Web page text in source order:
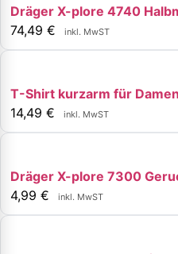
Dräger X-plore 4740
74,49 € inkl. MwST
T-Shirt kurzarm für
14,49 € inkl. MwST
Dräger X-plore 7300
4,99 € inkl. MwST